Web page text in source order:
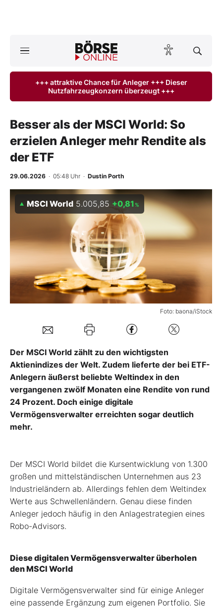
Anlageprodukte
Finanz-Check
Abo & Shop
Experten
Mein B:O
Mein Konto
Folgen Sie uns
+++ attraktive Chance für Anleger +++ Dieser
Nutzfahrzeugkonzern überzeugt +++
Besser als der MSCI World: So
erzielen Anleger mehr Rendite als
der ETF
29.06.2026 · 05:48 Uhr · Dustin Porth
Foto: baona/iStock
MSCI World 5.005,85 +0,81 %
Der MSCI World zählt zu den wichtigsten
Aktienindizes der Welt. Zudem lieferte der bei ETF-
Anlegern äußerst beliebte Weltindex in den
vergangenen zwölf Monaten eine Rendite von rund
24 Prozent. Doch einige digitale
Vermögensverwalter erreichten sogar deutlich
mehr.
Der MSCI World bildet die Kursentwicklung von 1.300
großen und mittelständischen Unternehmen aus 23
Industrieländern ab. Allerdings fehlen dem Weltindex
Werte aus Schwellenländern. Genau diese finden
Anleger jedoch häufig in den Anlagestrategien eines
Robo-Advisors.
Diese digitalen Vermögensverwalter überholen
den MSCI World
Digitale Vermögensverwalter sind für einige Anleger
eine passende Ergänzung zum eigenen Portfolio. Sie